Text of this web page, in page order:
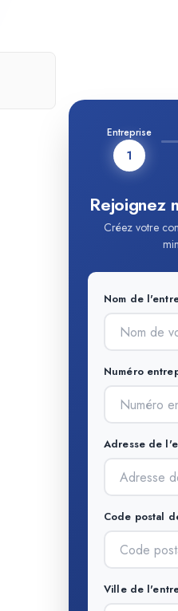
Entreprise
1
Rejoignez
Créez votre
Nom de
Numéro
Adresse de
Code postal
Ville de